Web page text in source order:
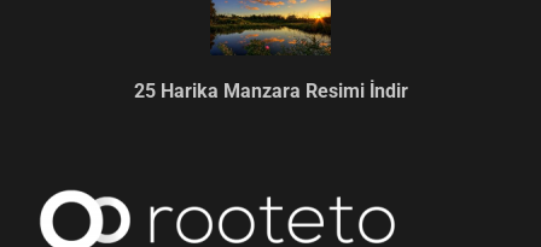
25 Harika Manzara Resimi İndir